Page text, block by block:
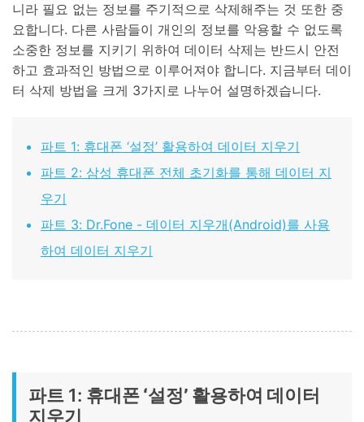
니라 필요 없는 정보를 주기적으로 삭제해주는 것 또한 중
요합니다. 다른 사람들이 개인의 정보를 악용할 수 없도록
소중한 정보를 지키기 위하여 데이터 삭제는 반드시 안전
하고 효과적인 방법으로 이루어져야 합니다. 지금부터 데이
터 삭제 방법을 크게 3가지로 나누어 설명하겠습니다.
파트 1: 휴대폰 ‘설정’ 활용하여 데이터 지우기
파트 2: 삼성 휴대폰 전체 초기화를 통해 데이터 지
우기
파트 3: Dr.Fone - 데이터 지우개(Android)를 사용
하여 데이터 지우기
파트 1: 휴대폰 ‘설정’ 활용하여 데이터
지우기